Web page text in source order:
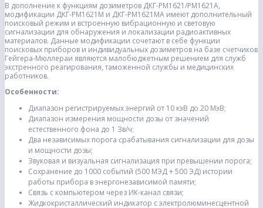
В дополнение к функциям дозиметров ДКГ-РМ1621/РМ1621A,
модификации ДКГ-РМ1621М и ДКГ-РМ1621МА имеют дополнительный
поисковый режим и встроенную вибрационную и световую
сигнализации для обнаружения и локализации радиоактивных
материалов. Данные модификации сочетают в себе функции
поисковых приборов и индивидуальных дозиметров на базе счетчиков
Гейгера-Мюллераи являются малобюджетным решением для служб
экстренного реагирования, таможенной службы и медицинских
работников.
Особенности:
Диапазон регистрируемых энергий от 10 кэВ до 20 МэВ;
Диапазон измерения мощности дозы от значений
естественного фона до 1 Зв/ч;
Два независимых порога срабатывания сигнализации для дозы
и мощности дозы;
Звуковая и визуальная сигнализация при превышении порога;
Сохранение до 1000 событий (500 МЭД + 500 ЭД) истории
работы прибора в энергонезависимой памяти;
Связь с компьютером через ИК-канал связи;
Жидкокристаллический индикатор с электролюминесцентной